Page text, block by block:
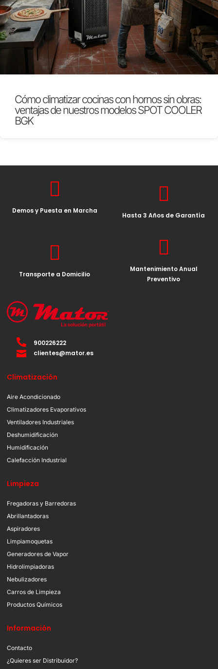
Cómo climatizar cocinas con hornos sin obras:
ventajas de nuestros modelos SPOT COOLER
BGK
Demos y Puesta en Marcha
Hasta 3 Años de Garantía
Transporte a Domicilio
Mantenimiento Anual
Preventivo
900226222
clientes@mator.es
Climatización
Aire Acondicionado
Climatizadores Evaporativos
Ventiladores Industriales
Deshumidificación
Humidificación
Calefacción Industrial
Limpieza
Fregadoras y Barredoras
Abrillantadoras
Aspiradores
Limpiamoquetas
Generadores de Vapor
Hidrolimpiadoras
Nebulizadores
Carros de Limpieza
Productos Químicos
Información
Contacto
¿Quieres ser Distribuidor?